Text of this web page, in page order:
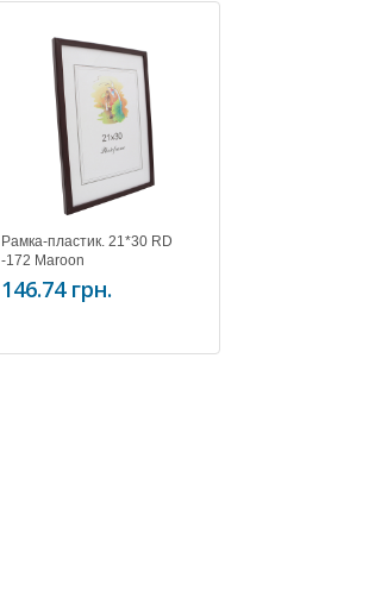
Рамка-пластик. 21*30 RD
-172 Maroon
146.74 грн.